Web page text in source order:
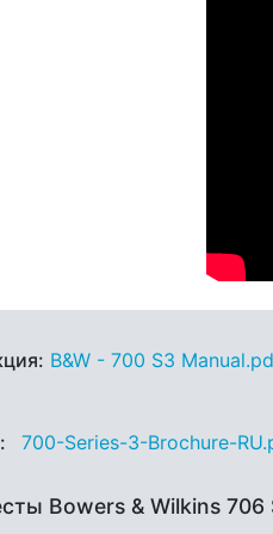
B&W - 700 S3
700-Series-3-Brochure-
Bowers & Wilkins 706